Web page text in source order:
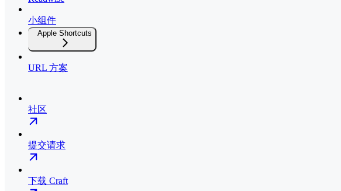
小组件
Apple Shortcuts
URL 方案
社区
提交请求
下载 Craft